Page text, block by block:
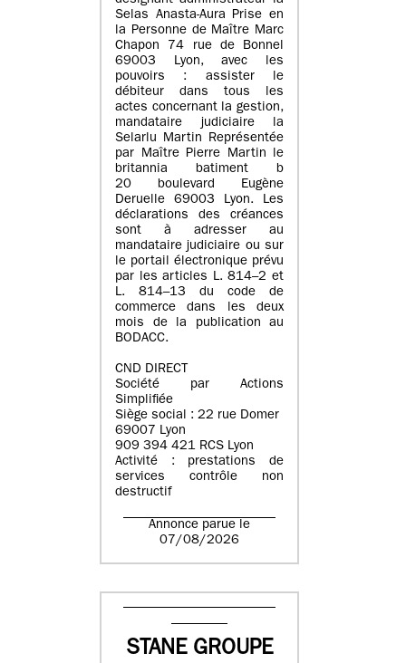
Selas Anasta-Aura Prise en
la Personne de Maître Marc
Chapon 74 rue de Bonnel
69003 Lyon, avec les
pouvoirs : assister le
débiteur dans tous les
actes concernant la gestion,
mandataire judiciaire la
Selarlu Martin Représentée
par Maître Pierre Martin le
britannia batiment b
20 boulevard Eugène
Deruelle 69003 Lyon. Les
déclarations des créances
sont à adresser au
mandataire judiciaire ou sur
le portail électronique prévu
par les articles L. 814–2 et
L. 814–13 du code de
commerce dans les deux
mois de la publication au
BODACC.
CND DIRECT
Société par Actions
Simplifiée
Siège social : 22 rue Domer
69007 Lyon
909 394 421 RCS Lyon
Activité : prestations de
services contrôle non
destructif
Annonce parue le
07/08/2026
STANE GROUPE